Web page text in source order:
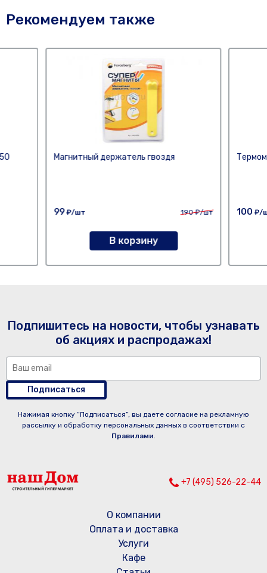
Рекомендуем также
Магнитный держатель гвоздя
99₽/шт 190₽/шт
В корзину
100 ₽/
Подпишитесь на новости, чтобы узнавать
об акциях и распродажах!
Подписаться
Нажимая кнопку “Подписаться”, вы даете согласие на рекламную
рассылку и обработку персональных данных в соответствии с
Правилами.
+7 (495) 526-22-44
О компании
Оплата и доставка
Услуги
Кафе